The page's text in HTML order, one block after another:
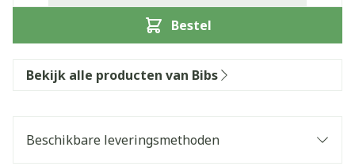
Bestel
Bekijk alle producten van Bibs
Beschikbare leveringsmethoden